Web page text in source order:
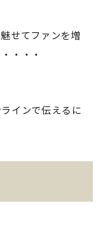
せてファンを増
・・・
インで伝えるに